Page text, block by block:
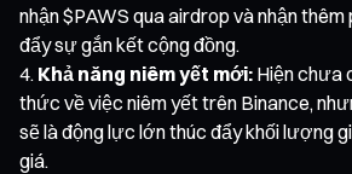
nhận $PAWS qua airdrop và nhận
đẩy sự gắn kết cộng đồng.
Khả năng niêm yết mới: Hiện chưa
thức về việc niêm yết trên Binance,
sẽ là động lực lớn thúc đẩy khối lượng
giá.